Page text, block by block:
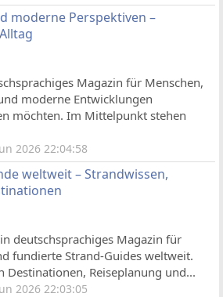
moderne Perspektiven –
Magazin für Menschen,
moderne Entwicklungen
möchten. Im Mittelpunkt stehen
2026 22:04:58
weltweit – Strandwissen,
deutschsprachiges Magazin für
fundierte Strand-Guides weltweit.
Reiseplanung und...
2026 22:03:05